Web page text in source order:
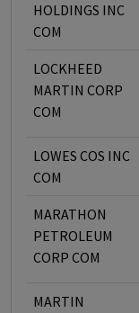
HOLDINGS INC
COM
LOCKHEED
MARTIN CORP
COM
LOWES COS INC
COM
MARATHON
PETROLEUM
CORP COM
MARTIN